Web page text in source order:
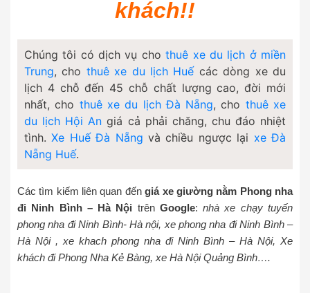
khách!!
Chúng tôi có dịch vụ chothuê xe du lịch ở miền
Trung, cho thuê xe du lịch Huếcác dòng xe du
lịch 4 chỗ đến 45 chỗ chất lượng cao, đời mới
nhất, cho thuê xe du lịch Đà Nẵng, cho thuê xe
du lịch Hội An giá cả phải chăng, chu đáo nhiệt
tình.Xe Huế Đà Nẵng và chiều ngược lại xe Đà
Nẵng Huế.
Các tìm kiếm liên quan đếngiá xe giường nằm Phong nha
đi Ninh Bình – Hà Nội trên Google:nhà xe chạy tuyến
phong nha đi Ninh Bình- Hà nội, xe phong nha đi Ninh Bình –
Hà Nội , xe khach phong nha đi Ninh Bình – Hà Nội, Xe
khách đi Phong Nha Kẻ Bàng, xe Hà Nội Quảng Bình….